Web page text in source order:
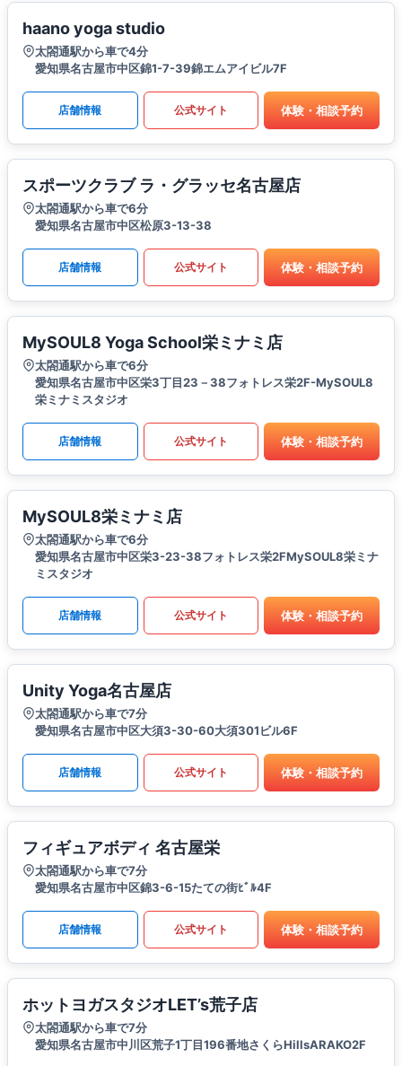
haano yoga studio
太閤通駅から車で4分
愛知県名古屋市中区錦1-7-39錦エムアイビル7F
店舗情報 公式サイト 体験・相談予約
スポーツクラブ ラ・グラッセ名古屋店
太閤通駅から車で6分
愛知県名古屋市中区松原3-13-38
店舗情報 公式サイト 体験・相談予約
MySOUL8 Yoga School栄ミナミ店
太閤通駅から車で6分
愛知県名古屋市中区栄3丁目23－38フォトレス栄2F-MySOUL8
栄ミナミスタジオ
店舗情報 公式サイト 体験・相談予約
MySOUL8栄ミナミ店
太閤通駅から車で6分
愛知県名古屋市中区栄3-23-38フォトレス栄2FMySOUL8栄ミナ
ミスタジオ
店舗情報 公式サイト 体験・相談予約
Unity Yoga名古屋店
太閤通駅から車で7分
愛知県名古屋市中区大須3-30-60大須301ビル6F
店舗情報 公式サイト 体験・相談予約
フィギュアボディ 名古屋栄
太閤通駅から車で7分
愛知県名古屋市中区錦3-6-15たての街ﾋﾞﾙ4F
店舗情報 公式サイト 体験・相談予約
ホットヨガスタジオLET’s荒子店
太閤通駅から車で7分
愛知県名古屋市中川区荒子1丁目196番地さくらHillsARAKO2F